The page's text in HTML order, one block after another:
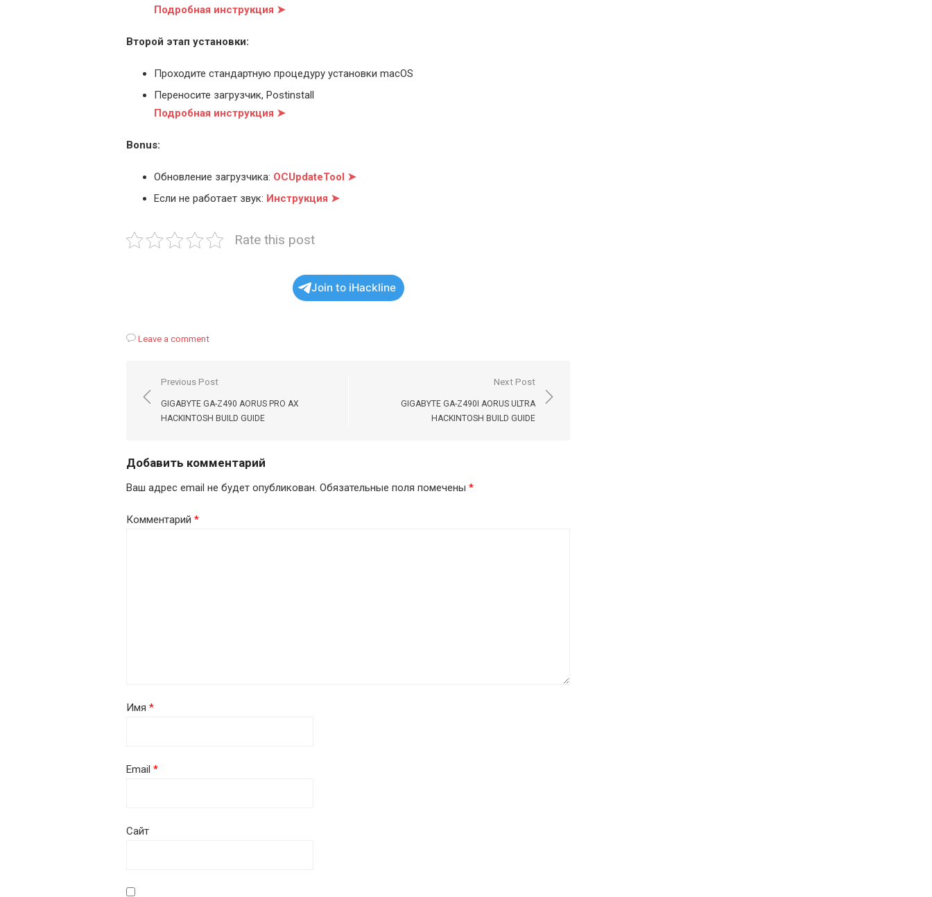
Подробная инструкция ➤
Второй этап установки:
Проходите стандартную процедуру установки macOS
Переносите загрузчик, Postinstall
Подробная инструкция ➤
Bonus:
Обновление загрузчика: OCUpdateTool ➤
Если не работает звук: Инструкция ➤
Rate this post
Join to iHackline
Leave a comment
Навигация
по
записям
Previous Post
GIGABYTE GA-Z490 AORUS PRO AX
HACKINTOSH BUILD GUIDE
Next Post
GIGABYTE GA-Z490I AORUS ULTRA
HACKINTOSH BUILD GUIDE
Добавить комментарий
Ваш адрес email не будет опубликован. Обязательные поля помечены *
Комментарий *
Имя *
Email *
Сайт